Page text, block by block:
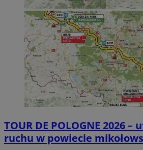
TOUR DE POLOGNE 2026
ruchu w powiecie